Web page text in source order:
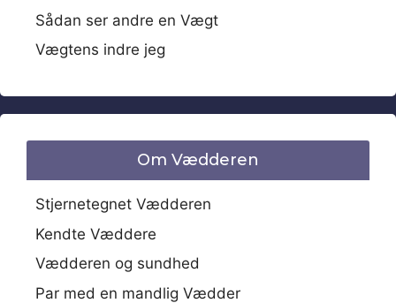
Sådan ser andre en Vægt
Vægtens indre jeg
Om Vædderen
Stjernetegnet Vædderen
Kendte Væddere
Vædderen og sundhed
Par med en mandlig Vædder